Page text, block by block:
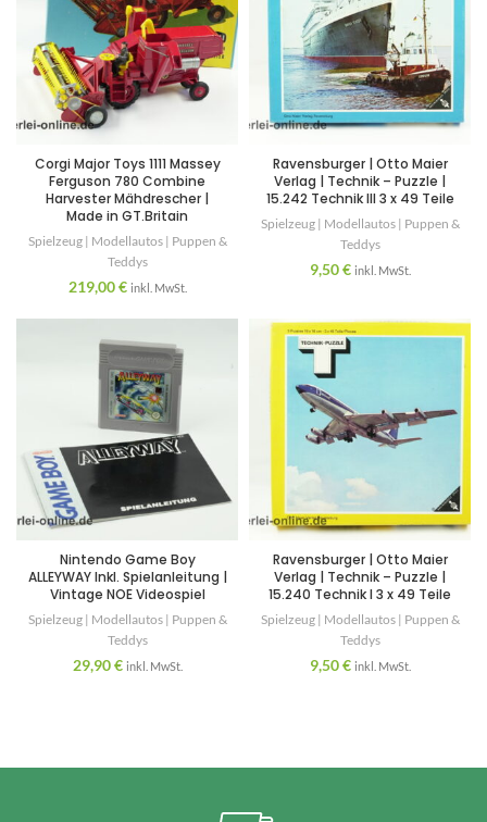
Corgi Major Toys 1111 Massey
Ferguson 780 Combine
Harvester Mähdrescher |
Made in GT.Britain
Spielzeug | Modellautos | Puppen &
Teddys
219,00€ inkl. MwSt.
Ravensburger | Otto Maier
Verlag | Technik – Puzzle |
15.242 Technik III 3 x 49 Teile
Spielzeug | Modellautos | Puppen &
Teddys
9,50€ inkl. MwSt.
Nintendo Game Boy
ALLEYWAY Inkl. Spielanleitung |
Vintage NOE Videospiel
Spielzeug | Modellautos | Puppen &
Teddys
29,90€ inkl. MwSt.
Ravensburger | Otto Maier
Verlag | Technik – Puzzle |
15.240 Technik I 3 x 49 Teile
Spielzeug | Modellautos | Puppen &
Teddys
9,50€ inkl. MwSt.